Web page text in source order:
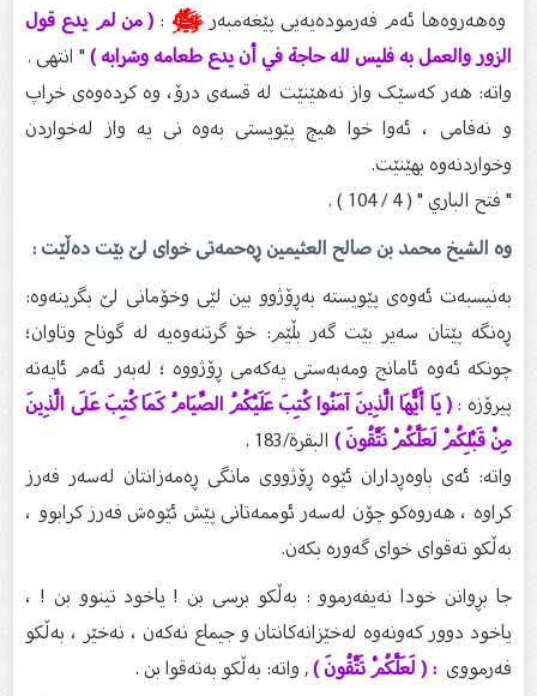
وەهەروەها ئەم فەرمودەیەیی پێغەمبەرﷺ: ( من لم يدع قول
الزور والعمل به فليس لله حاجة في أن يدع طعامه وشرابه )" انتهى .
واتە: هەر کەسێک واز نەهێنێت لە قسەى درۆ، وە کردەوەى خراپ
و نەفامی ، ئەوا خوا هیچ پێویستى بەوە نی یە واز لەخواردن
وخواردنەوە بهێنێت.
" فتح الباري " ( 4 / 104 ) .
وە الشيخ محمد بن صالح العثيمين ڕەحمەتی خوای لێ بێت دەڵێت :
بەنیسبەت ئەوەی پێویستە بەڕۆژوو بین لێی وخۆمانی لێ بگرینەوە:
ڕەنگە پێتان سەیر بێت گەر بڵێم: خۆ گرتنەوەیە لە گوناح وتاوان؛
چونکە ئەوە ئامانج ومەبەستی یەکەمی ڕۆژووە ؛ لەبەر ئەم ئایەتە
پیرۆزە :( يَا أَيُّهَا الَّذِينَ آمَنُوا كُتِبَ عَلَيْكُمُ الصِّيَامُ كَمَا كُتِبَ عَلَى الَّذِينَ
مِنْ قَبْلِكُمْ لَعَلَّكُمْ تَتَّقُونَ )البقرة/183 .
واته: ئه‌ی باوه‌ڕداران ئێوه‌ ڕۆژووی مانگی ڕه‌مه‌زانتان له‌سه‌ر فه‌رز
كراوه‌ ، هه‌روه‌كو چۆن له‌سه‌ر ئوممه‌تانی پێش ئێوه‌ش فه‌رز كرابوو ،
به‌ڵكو ته‌قوای خوای گه‌وره‌ بكه‌ن.
جا بڕوانن خودا نەیفەرموو : بەڵکو برسی بن ! یاخود تینوو بن ! ،
یاخود دوور کەونەوە لەخێزانەکانتان و جیماع نەکەن ، نەخێر ، بەڵکو
فەرمووی: ( لَعَلَّكُمْ تَتَّقُونَ ), واتە: بەڵکو بەتەقوا بن .